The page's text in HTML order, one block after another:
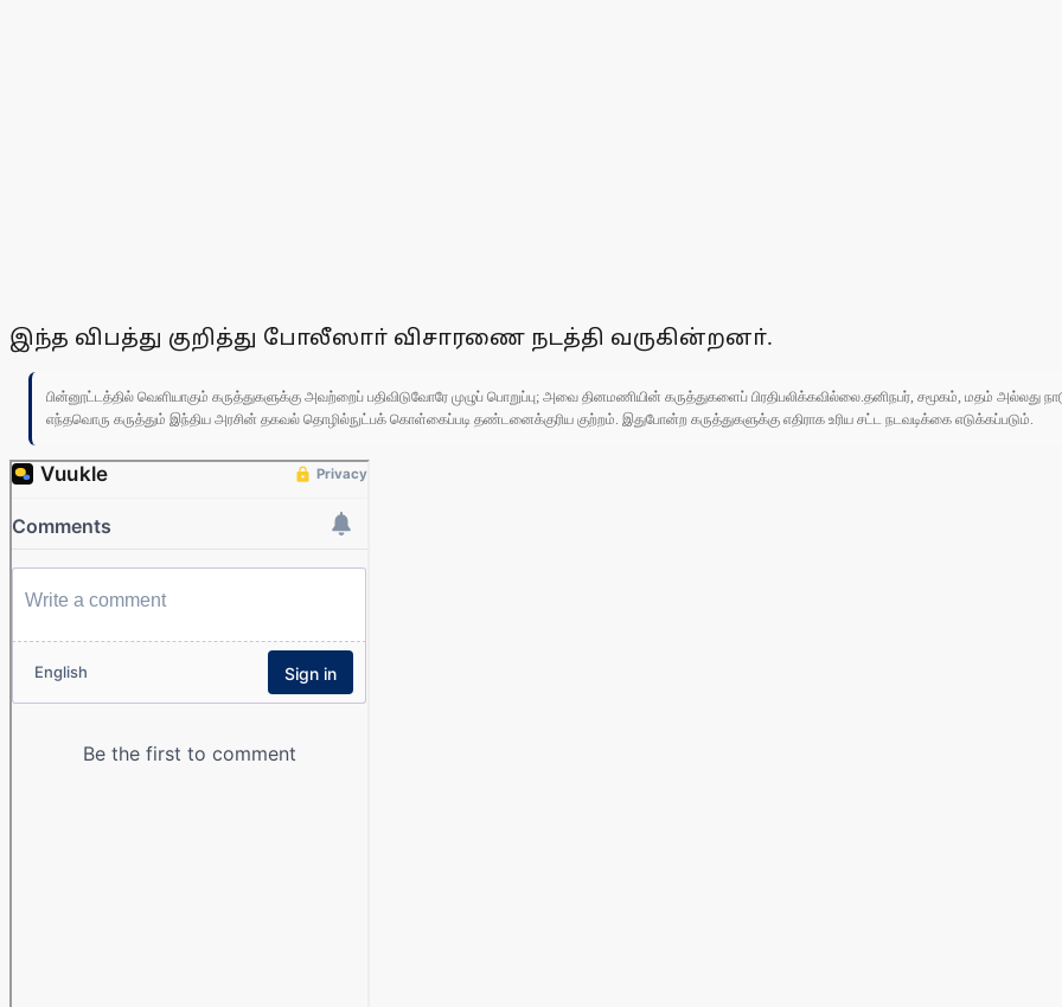
இந்த விபத்து குறித்து போலீஸாா் விசாரணை நடத்தி வருகின்றனா்.
பின்னூட்டத்தில் வெளியாகும் கருத்துகளுக்கு அவற்றைப் பதிவிடுவோரே முழுப் பொறுப்பு; அவை தினமணியின் கருத்துகளைப் பிரதிபலிக்கவில்லை.தனிநபர், சமூகம், மதம் அல்லது
எந்தவொரு கருத்தும் இந்திய அரசின் தகவல் தொழில்நுட்பக் கொள்கைப்படி தண்டனைக்குரிய குற்றம். இதுபோன்ற கருத்துகளுக்கு எதிராக உரிய சட்ட நடவடிக்கை எடுக்கப்படும்.